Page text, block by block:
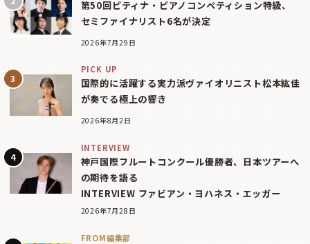
第50回ピティナ・ピアノコンペティション特級、
セミファイナリスト6名が決定
2026年7月29日
PICK UP
国際的に活躍する実力派ヴァイオリニスト松本紘佳
が奏でる極上の響き
2026年8月2日
INTERVIEW
神戸国際フルートコンクール優勝者、日本ツアーへ
の期待を語る
INTERVIEW ファビアン・ヨハネス・エッガー
2026年7月28日
FROM編集部